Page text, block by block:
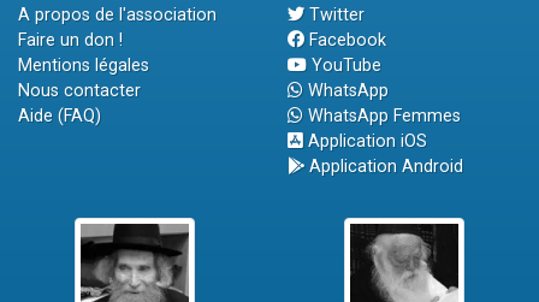
A propos de l'association
Faire un don !
Mentions légales
Nous contacter
Aide (FAQ)
Twitter
Facebook
YouTube
WhatsApp
WhatsApp Femmes
Application iOS
Application Android